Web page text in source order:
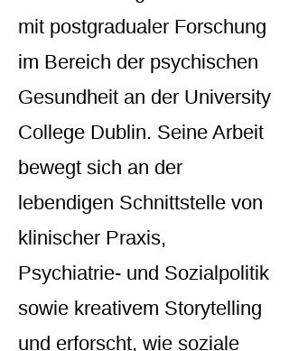
mit postgradualer Forschung
im Bereich der psychischen
Gesundheit an der University
College Dublin. Seine Arbeit
bewegt sich an der
lebendigen Schnittstelle von
klinischer Praxis,
Psychiatrie- und Sozialpolitik
sowie kreativem Storytelling
und erforscht, wie soziale